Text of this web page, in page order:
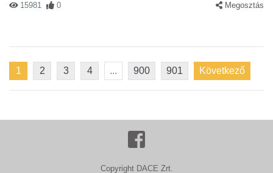
15981 0 Megosztás
1 2 3 4 ... 900 901 Következő
Copyright DACE Zrt.